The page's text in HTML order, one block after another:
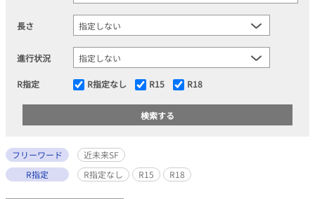
長さ
進行状況
R指定 R指定なし R15 R18
フリーワード
近未来SF
R指定
R指定なし R15 R18